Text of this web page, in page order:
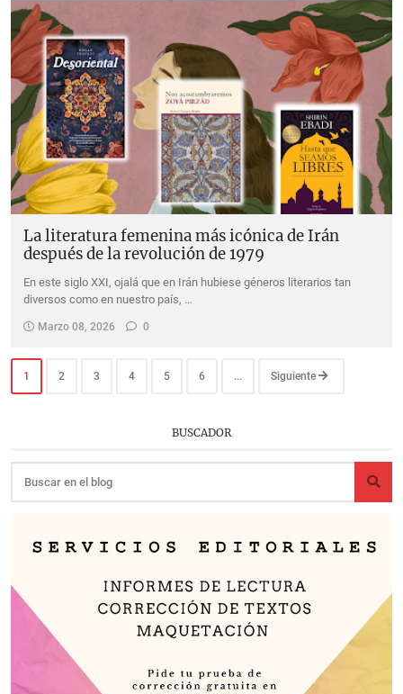
La literatura femenina más icónica de Irán
después de la revolución de 1979
En este siglo XXI, ojalá que en Irán hubiese géneros literarios tan
diversos como en nuestro país, …
Marzo 08, 2026 0
1 2 3 4 5 6 ... Siguiente
BUSCADOR